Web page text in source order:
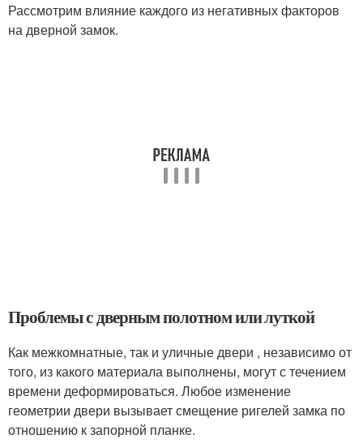
Рассмотрим влияние каждого из негативных факторов
на дверной замок.
Проблемы с дверным полотном или луткой
Как межкомнатные, так и уличные двери , независимо от
того, из какого материала выполнены, могут с течением
времени деформироваться. Любое изменение
геометрии двери вызывает смещение ригелей замка по
отношению к запорной планке.